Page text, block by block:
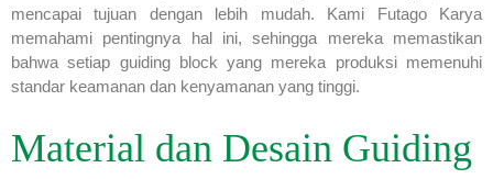
mencapai tujuan dengan lebih mudah. Kami Futago Karya
memahami pentingnya hal ini, sehingga mereka memastikan
bahwa setiap guiding block yang mereka produksi memenuhi
standar keamanan dan kenyamanan yang tinggi.
Material dan Desain Guiding